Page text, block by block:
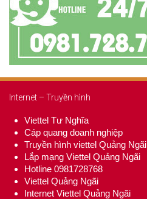
Internet – Truyền hình
Viettel Tư Nghĩa
Cáp quang doanh nghiệp
Truyền hình viettel Quảng Ngãi
Lắp mạng Viettel Quảng Ngãi
Hotline 0981728768
Viettel Quảng Ngãi
Internet Viettel Quảng Ngãi